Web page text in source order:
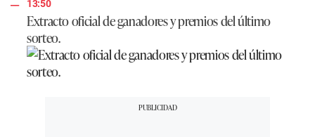
13:50
Extracto oficial de ganadores y premios del último
sorteo.